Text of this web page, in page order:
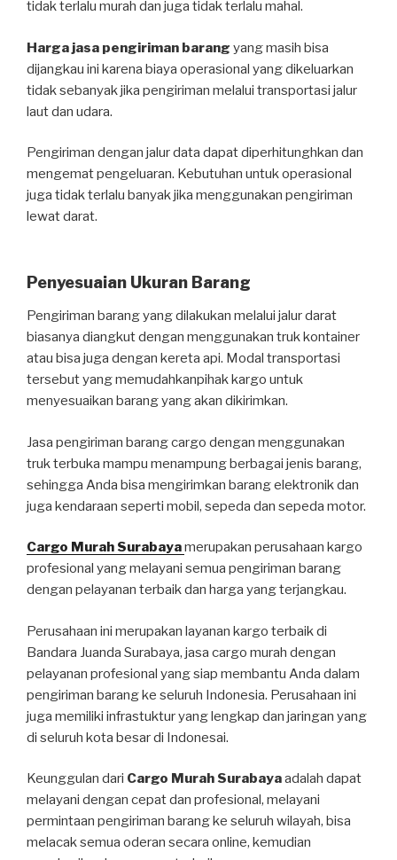
tidak terlalu murah dan juga tidak terlalu mahal.
Harga jasa pengiriman barang yang masih bisa
dijangkau ini karena biaya operasional yang dikeluarkan
tidak sebanyak jika pengiriman melalui transportasi jalur
laut dan udara.
Pengiriman dengan jalur data dapat diperhitunghkan dan
mengemat pengeluaran. Kebutuhan untuk operasional
juga tidak terlalu banyak jika menggunakan pengiriman
lewat darat.
Penyesuaian Ukuran Barang
Pengiriman barang yang dilakukan melalui jalur darat
biasanya diangkut dengan menggunakan truk kontainer
atau bisa juga dengan kereta api. Modal transportasi
tersebut yang memudahkanpihak kargo untuk
menyesuaikan barang yang akan dikirimkan.
Jasa pengiriman barang cargo dengan menggunakan
truk terbuka mampu menampung berbagai jenis barang,
sehingga Anda bisa mengirimkan barang elektronik dan
juga kendaraan seperti mobil, sepeda dan sepeda motor.
Cargo Murah Surabayamerupakan perusahaan kargo
profesional yang melayani semua pengiriman barang
dengan pelayanan terbaik dan harga yang terjangkau.
Perusahaan ini merupakan layanan kargo terbaik di
Bandara Juanda Surabaya, jasa cargo murah dengan
pelayanan profesional yang siap membantu Anda dalam
pengiriman barang ke seluruh Indonesia. Perusahaan ini
juga memiliki infrastuktur yang lengkap dan jaringan yang
di seluruh kota besar di Indonesai.
Keunggulan dari Cargo Murah Surabayaadalah dapat
melayani dengan cepat dan profesional, melayani
permintaan pengiriman barang ke seluruh wilayah, bisa
melacak semua oderan secara online, kemudian